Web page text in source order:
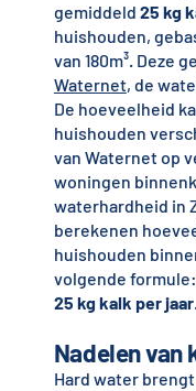
gemiddeld 25 kg
huishouden,
van 180m³. Deze
Waternet, de
De hoeveelheid
huishouden
van Waternet op
woningen
waterhardheid in
berekenen
huishouden
volgende formule:
25 kg kalk per jaar
Nadelen van
Hard water